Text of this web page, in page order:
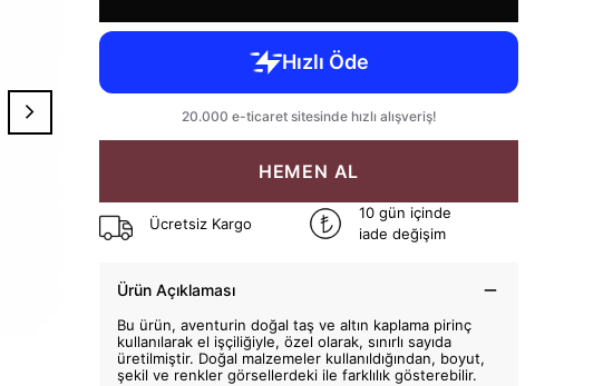
HEMEN AL
Ücretsiz Kargo
10 gün içinde
iade değişim
Ürün Açıklaması
Bu ürün, aventurin doğal taş ve altın kaplama pirinç
kullanılarak el işçiliğiyle, özel olarak, sınırlı sayıda
üretilmiştir. Doğal malzemeler kullanıldığından, boyut,
şekil ve renkler görsellerdeki ile farklılık gösterebilir.